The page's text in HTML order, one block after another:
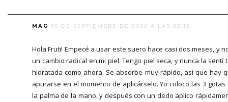
MAG 10 DE SEPTIEMBRE DE 2020 A LAS 22:13
Hola Fruti! Empecé a usar este suero hace casi dos meses, y
un cambio radical en mi piel. Tengo piel seca, y nunca la sentí
hidratada como ahora. Se absorbe muy rápido, así que hay
apurarse en el momento de aplicárselo. Yo coloco las 3 gotas
la palma de la mano, y después con un dedo aplico